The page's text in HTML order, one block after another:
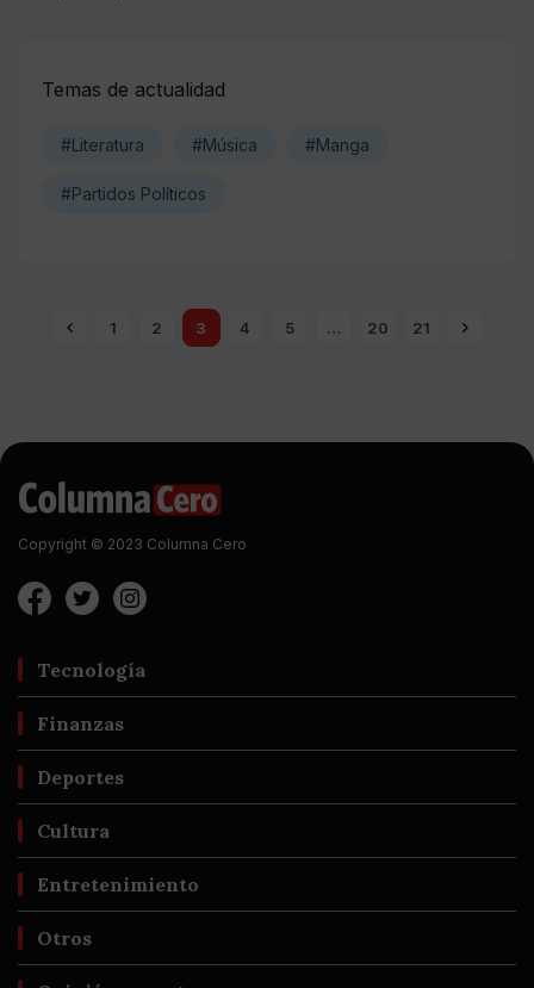
Temas de actualidad
#Literatura #Música #Manga
#Partidos Políticos
1 2 3 4 5 … 20 21
Copyright © 2023 Columna Cero
Tecnología
Finanzas
Deportes
Cultura
Entretenimiento
Otros